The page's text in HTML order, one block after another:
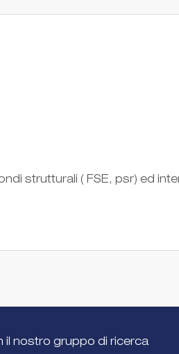
strutturali ( FSE, psr) ed
il nostro gruppo di ricerca